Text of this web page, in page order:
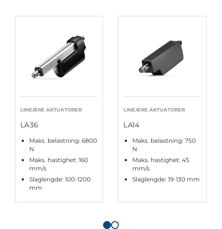
LINEÆRE AKTUATORER
LA36
Maks. belastning: 6800
N
Maks. hastighet: 160
mm/s
Slaglengde: 100-1200
mm
LINEÆRE AKTUATORER
LA14
Maks. belastning: 750
N
Maks. hastighet: 45
mm/s
Slaglengde: 19-130 mm